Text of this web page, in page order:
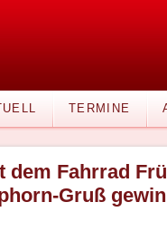
TERMINE
dem Fahrrad
Gruß